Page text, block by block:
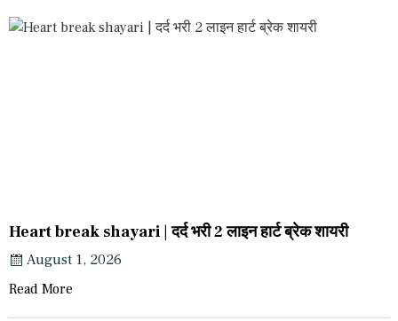
Heart break shayari | दर्द भरी 2 लाइन हार्ट ब्रेक शायरी
August 1, 2026
Read More